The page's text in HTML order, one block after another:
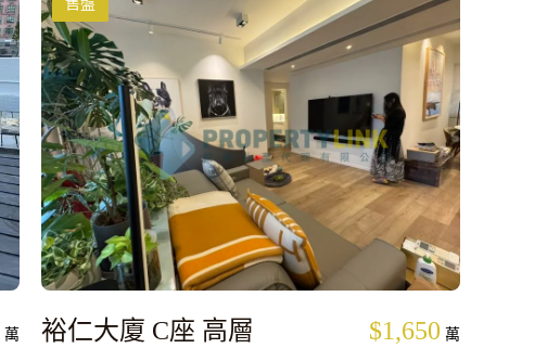
萬
售盤
裕仁大廈 C座 高層 $1,650 萬